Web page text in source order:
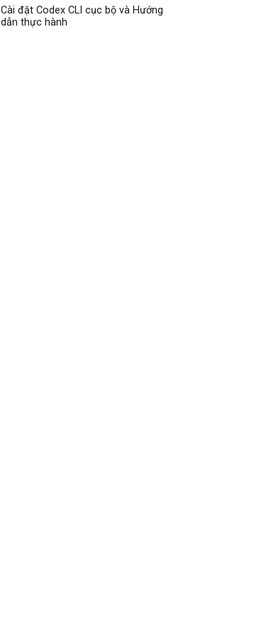
Cài đặt Codex CLI cục bộ và Hướng
dẫn thực hành